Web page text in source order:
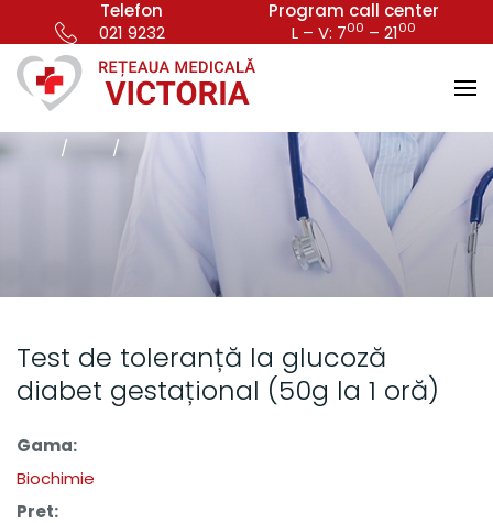
Telefon
021 9232
Program call center
L – V: 700 – 2100
Test de toleranță la glucoză
diabet gestațional (50g la 1 oră)
Gama:
Biochimie
Pret: